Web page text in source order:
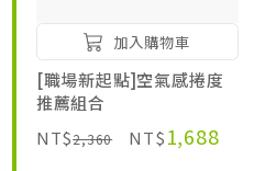
加入購物車
[職場新起點]空氣感捲度
推薦組合
NT$2,360 NT$1,688